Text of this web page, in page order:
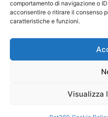
comportamento di navigazione o
acconsentire o ritirare il consenso
caratteristiche e funzioni.
Visualizza
pet
Pet360 Srl